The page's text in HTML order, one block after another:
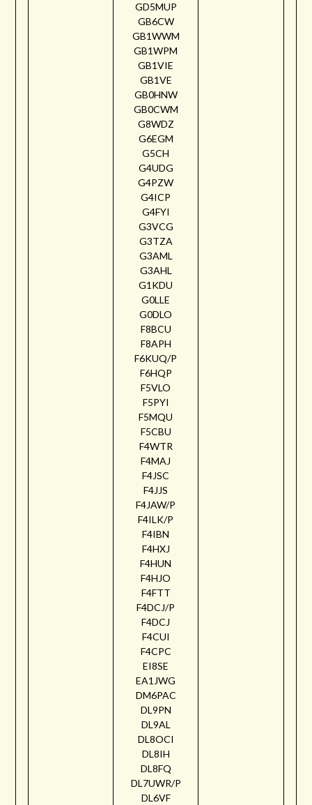
GD5MUP
GB6CW
GB1WWM
GB1WPM
GB1VIE
GB1VE
GB0HNW
GB0CWM
G8WDZ
G6EGM
G5CH
G4UDG
G4PZW
G4ICP
G4FYI
G3VCG
G3TZA
G3AML
G3AHL
G1KDU
G0LLE
G0DLO
F8BCU
F8APH
F6KUQ/P
F6HQP
F5VLO
F5PYI
F5MQU
F5CBU
F4WTR
F4MAJ
F4JSC
F4JJS
F4JAW/P
F4ILK/P
F4IBN
F4HXJ
F4HUN
F4HJO
F4FTT
F4DCJ/P
F4DCJ
F4CUI
F4CPC
EI8SE
EA1JWG
DM6PAC
DL9PN
DL9AL
DL8OCI
DL8IH
DL8FQ
DL7UWR/P
DL6VF